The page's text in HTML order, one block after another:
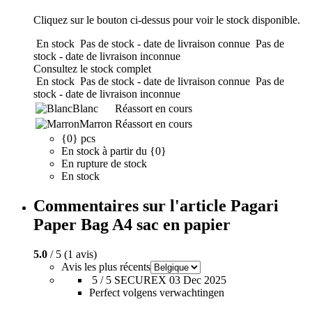
Cliquez sur le bouton ci-dessus pour voir le stock disponible.
En stock Pas de stock - date de livraison connue Pas de
stock - date de livraison inconnue
Consultez le stock complet
En stock Pas de stock - date de livraison connue Pas de
stock - date de livraison inconnue
Blanc
Réassort en cours
Marron Réassort en cours
{0} pcs
En stock à partir du {0}
En rupture de stock
En stock
Commentaires sur l'article Pagari
Paper Bag A4 sac en papier
5.0 / 5 (1 avis)
Avis les plus récents
5 / 5 SECUREX 03 Dec 2025
Perfect volgens verwachtingen